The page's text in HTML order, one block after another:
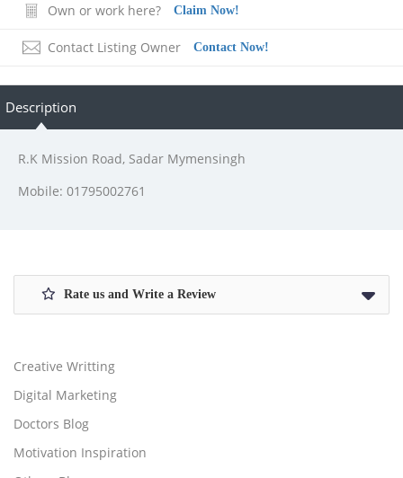
Own or work here? Claim Now!
Contact Listing Owner Contact Now!
Description
R.K Mission Road, Sadar Mymensingh
Mobile: 01795002761
Rate us and Write a Review
Creative Writting
Digital Marketing
Doctors Blog
Motivation Inspiration